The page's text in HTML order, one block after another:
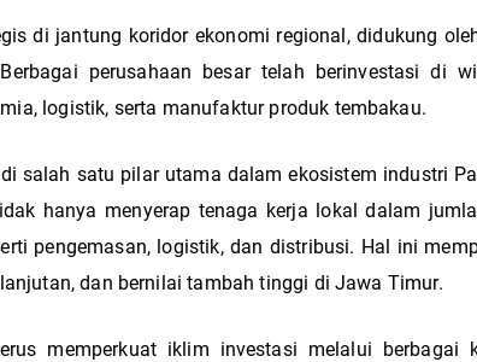
di jantung koridor ekonomi regional, didukung
perusahaan besar telah berinvestasi di
logistik, serta manufaktur produk tembakau.
salah satu pilar utama dalam ekosistem industri
hanya menyerap tenaga kerja lokal dalam
pengemasan, logistik, dan distribusi. Hal ini
dan bernilai tambah tinggi di Jawa Timur.
memperkuat iklim investasi melalui berbagai